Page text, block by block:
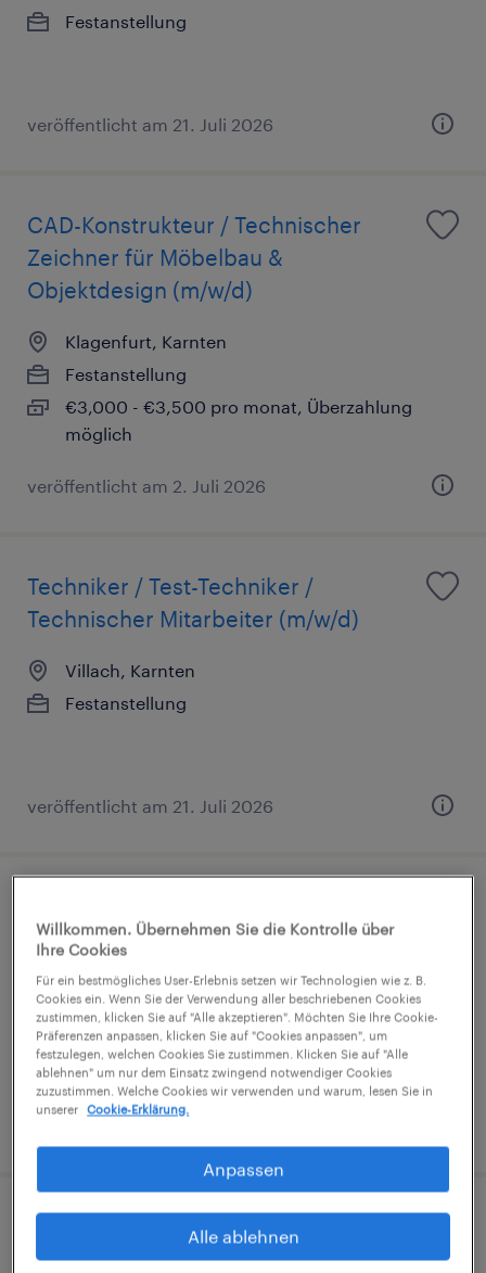
Festanstellung
veröffentlicht am 21. Juli 2026
CAD-Konstrukteur / Technischer
Zeichner für Möbelbau &
Objektdesign (m/w/d)
Klagenfurt, Karnten
Festanstellung
€3,000 - €3,500 pro monat, Überzahlung
möglich
veröffentlicht am 2. Juli 2026
Techniker / Test-Techniker /
Technischer Mitarbeiter (m/w/d)
Villach, Karnten
Festanstellung
veröffentlicht am 21. Juli 2026
Villach, Karnten
Festanstellung
€2,947 - €3,396 pro monat, Überzahlung
möglich
Mitarbeiter (m/w/d) im Prototypenbau
& Versuch
Willkommen. Übernehmen Sie die Kontrolle über
Ihre Cookies
Für ein bestmögliches User-Erlebnis setzen wir Technologien wie z. B.
Cookies ein. Wenn Sie der Verwendung aller beschriebenen Cookies
zustimmen, klicken Sie auf "Alle akzeptieren". Möchten Sie Ihre Cookie-
Präferenzen anpassen, klicken Sie auf "Cookies anpassen", um
festzulegen, welchen Cookies Sie zustimmen. Klicken Sie auf "Alle
ablehnen" um nur dem Einsatz zwingend notwendiger Cookies
zuzustimmen. Welche Cookies wir verwenden und warum, lesen Sie in
unserer
Cookie-Erklärung.
Anpassen
Alle ablehnen